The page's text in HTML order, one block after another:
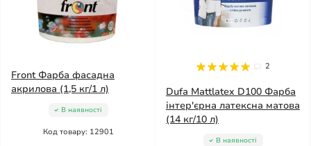
Front Фарба фасадна
акрилова (1,5 кг/1 л)
В наявності
Код товару: 12901
2
Dufa Mattlatex D100 Фарба
інтер'єрна латексна матова
(14 кг/10 л)
В наявності